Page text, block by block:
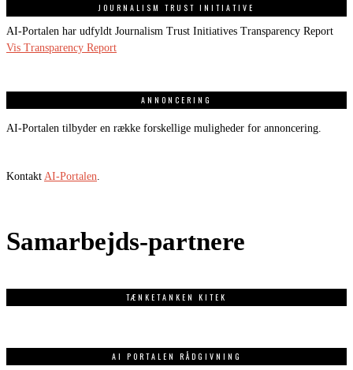
JOURNALISM TRUST INITIATIVE
AI-Portalen har udfyldt Journalism Trust Initiatives Transparency Report
Vis Transparency Report
ANNONCERING
AI-Portalen tilbyder en række forskellige muligheder for annoncering.
Kontakt AI-Portalen
Samarbejds-partnere
TÆNKETANKEN KITEK
AI PORTALEN RÅDGIVNING